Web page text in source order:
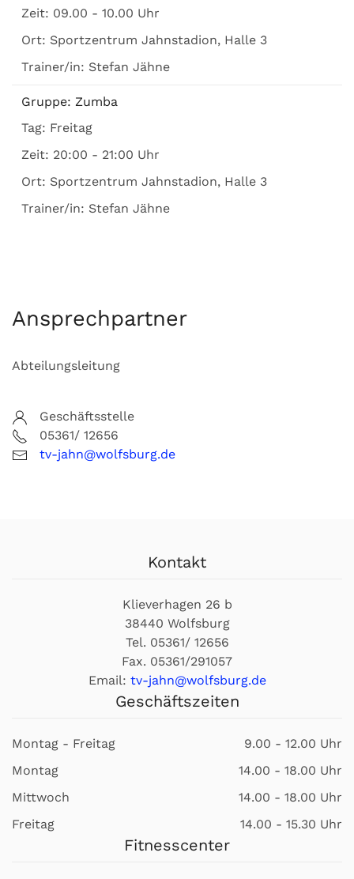
Zeit: 09.00 - 10.00 Uhr
Ort: Sportzentrum Jahnstadion, Halle 3
Trainer/in: Stefan Jähne
Gruppe: Zumba
Tag: Freitag
Zeit: 20:00 - 21:00 Uhr
Ort: Sportzentrum Jahnstadion, Halle 3
Trainer/in: Stefan Jähne
Ansprechpartner
Abteilungsleitung
Geschäftsstelle
05361/ 12656
tv-jahn@wolfsburg.de
Kontakt
Klieverhagen 26 b
38440 Wolfsburg
Tel. 05361/ 12656
Fax. 05361/291057
Email: tv-jahn@wolfsburg.de
Geschäftszeiten
Montag - Freitag
9.00 - 12.00 Uhr
Montag
14.00 - 18.00 Uhr
Mittwoch
14.00 - 18.00 Uhr
Freitag
14.00 - 15.30 Uhr
Fitnesscenter